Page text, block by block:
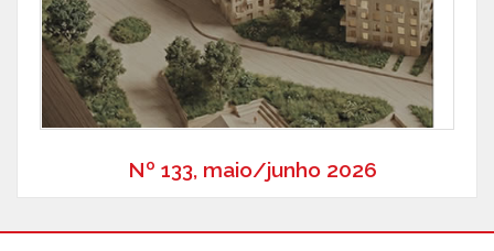
Nº 133, maio/junho 2026